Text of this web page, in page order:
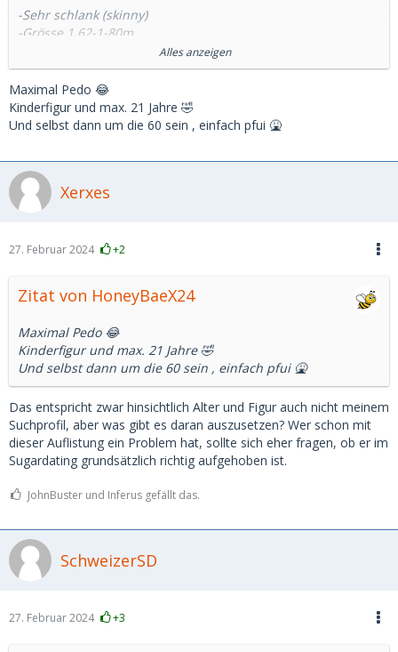
-Sehr schlank (skinny)
-Grösse 1,62-1-80m
-Zuverlässig
-sehr jung (18-21 Jahre)
-optimal ohne Tattoos oder Piercings
-optimal Nichtraucherin
Alles anzeigen
Maximal Pedo 😂
Kinderfigur und max. 21 Jahre 🤣
Und selbst dann um die 60 sein , einfach pfui 🤮
Xerxes
27. Februar 2024 +2
Zitat von HoneyBaeX24
Maximal Pedo 😂
Kinderfigur und max. 21 Jahre 🤣
Und selbst dann um die 60 sein , einfach pfui 🤮
Das entspricht zwar hinsichtlich Alter und Figur auch nicht meinem
Suchprofil, aber was gibt es daran auszusetzen? Wer schon mit
dieser Auflistung ein Problem hat, sollte sich eher fragen, ob er im
Sugardating grundsätzlich richtig aufgehoben ist.
JohnBuster und Inferus gefällt das.
SchweizerSD
27. Februar 2024 +3